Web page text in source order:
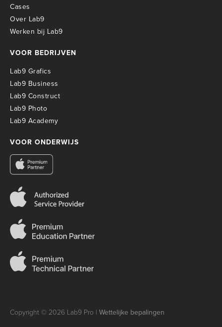
Cases
Over Lab9
Werken bij Lab9
VOOR BEDRIJVEN
Lab9 Grafics
Lab9 Business
Lab9 Construct
Lab9 Photo
Lab9 Academy
VOOR ONDERWIJS
Copyright © 2026 Lab9 Pro | Wettelijke bepalingen